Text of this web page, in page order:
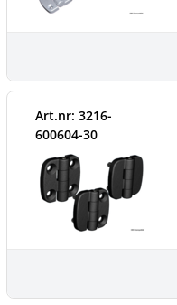
Art.nr: 3216-
600604-30